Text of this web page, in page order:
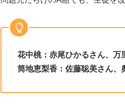
花中桃：赤尾ひかるさん、万
筒地恵梨香：佐藤聡美さん、